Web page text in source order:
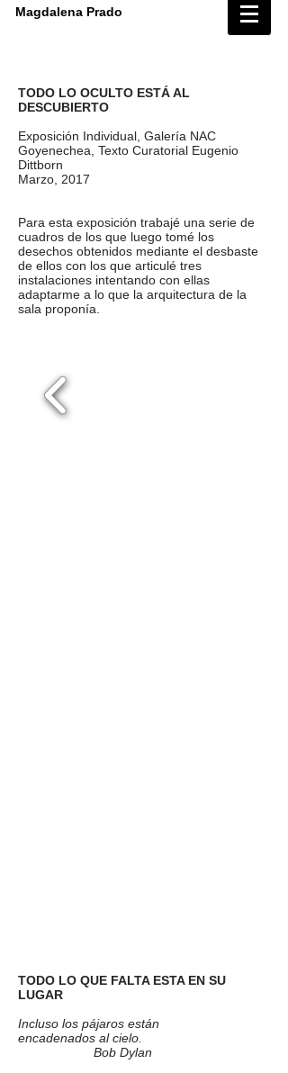
Magdalena Prado
TODO LO OCULTO ESTÁ AL
DESCUBIERTO
Exposición Individual, Galería NAC
Goyenechea, Texto Curatorial Eugenio
Dittborn
Marzo, 2017
Para esta exposición trabajé una serie de
cuadros de los que luego tomé los
desechos obtenidos mediante el desbaste
de ellos con los que articulé tres
instalaciones intentando con ellas
adaptarme a lo que la arquitectura de la
sala proponía.
TODO LO QUE FALTA ESTA EN SU
LUGAR
Incluso los pájaros están
encadenados al cielo.
Bob Dylan